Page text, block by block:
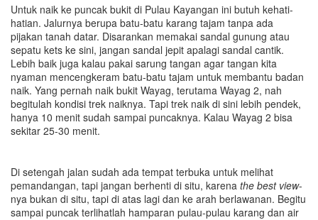
Untuk naik ke puncak bukit di Pulau Kayangan ini butuh kehati-
hatian. Jalurnya berupa batu-batu karang tajam tanpa ada
pijakan tanah datar. Disarankan memakai sandal gunung atau
sepatu kets ke sini, jangan sandal jepit apalagi sandal cantik.
Lebih baik juga kalau pakai sarung tangan agar tangan kita
nyaman mencengkeram batu-batu tajam untuk membantu badan
naik. Yang pernah naik bukit Wayag, terutama Wayag 2, nah
begitulah kondisi trek naiknya. Tapi trek naik di sini lebih pendek,
hanya 10 menit sudah sampai puncaknya. Kalau Wayag 2 bisa
sekitar 25-30 menit.
Di setengah jalan sudah ada tempat terbuka untuk melihat
pemandangan, tapi jangan berhenti di situ, karena the best view-
nya bukan di situ, tapi di atas lagi dan ke arah berlawanan. Begitu
sampai puncak terlihatlah hamparan pulau-pulau karang dan air